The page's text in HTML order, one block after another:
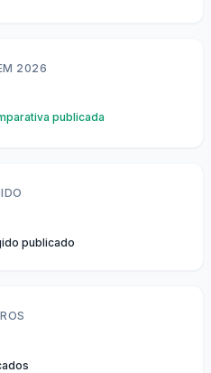
2026
publicada
publicado